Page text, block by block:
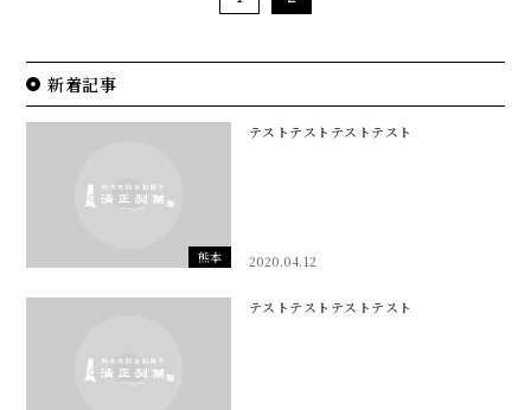
新着記事
熊本
テストテストテストテスト
2020.04.12
テストテストテストテスト